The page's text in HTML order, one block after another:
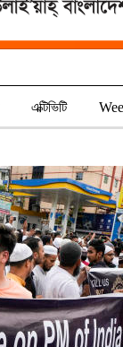
এক্টিভিটি